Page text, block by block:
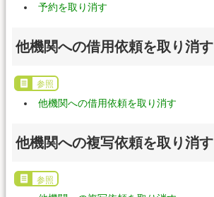
予約を取り消す
他機関への借用依頼を取り消す
参照
他機関への借用依頼を取り消す
他機関への複写依頼を取り消す
参照